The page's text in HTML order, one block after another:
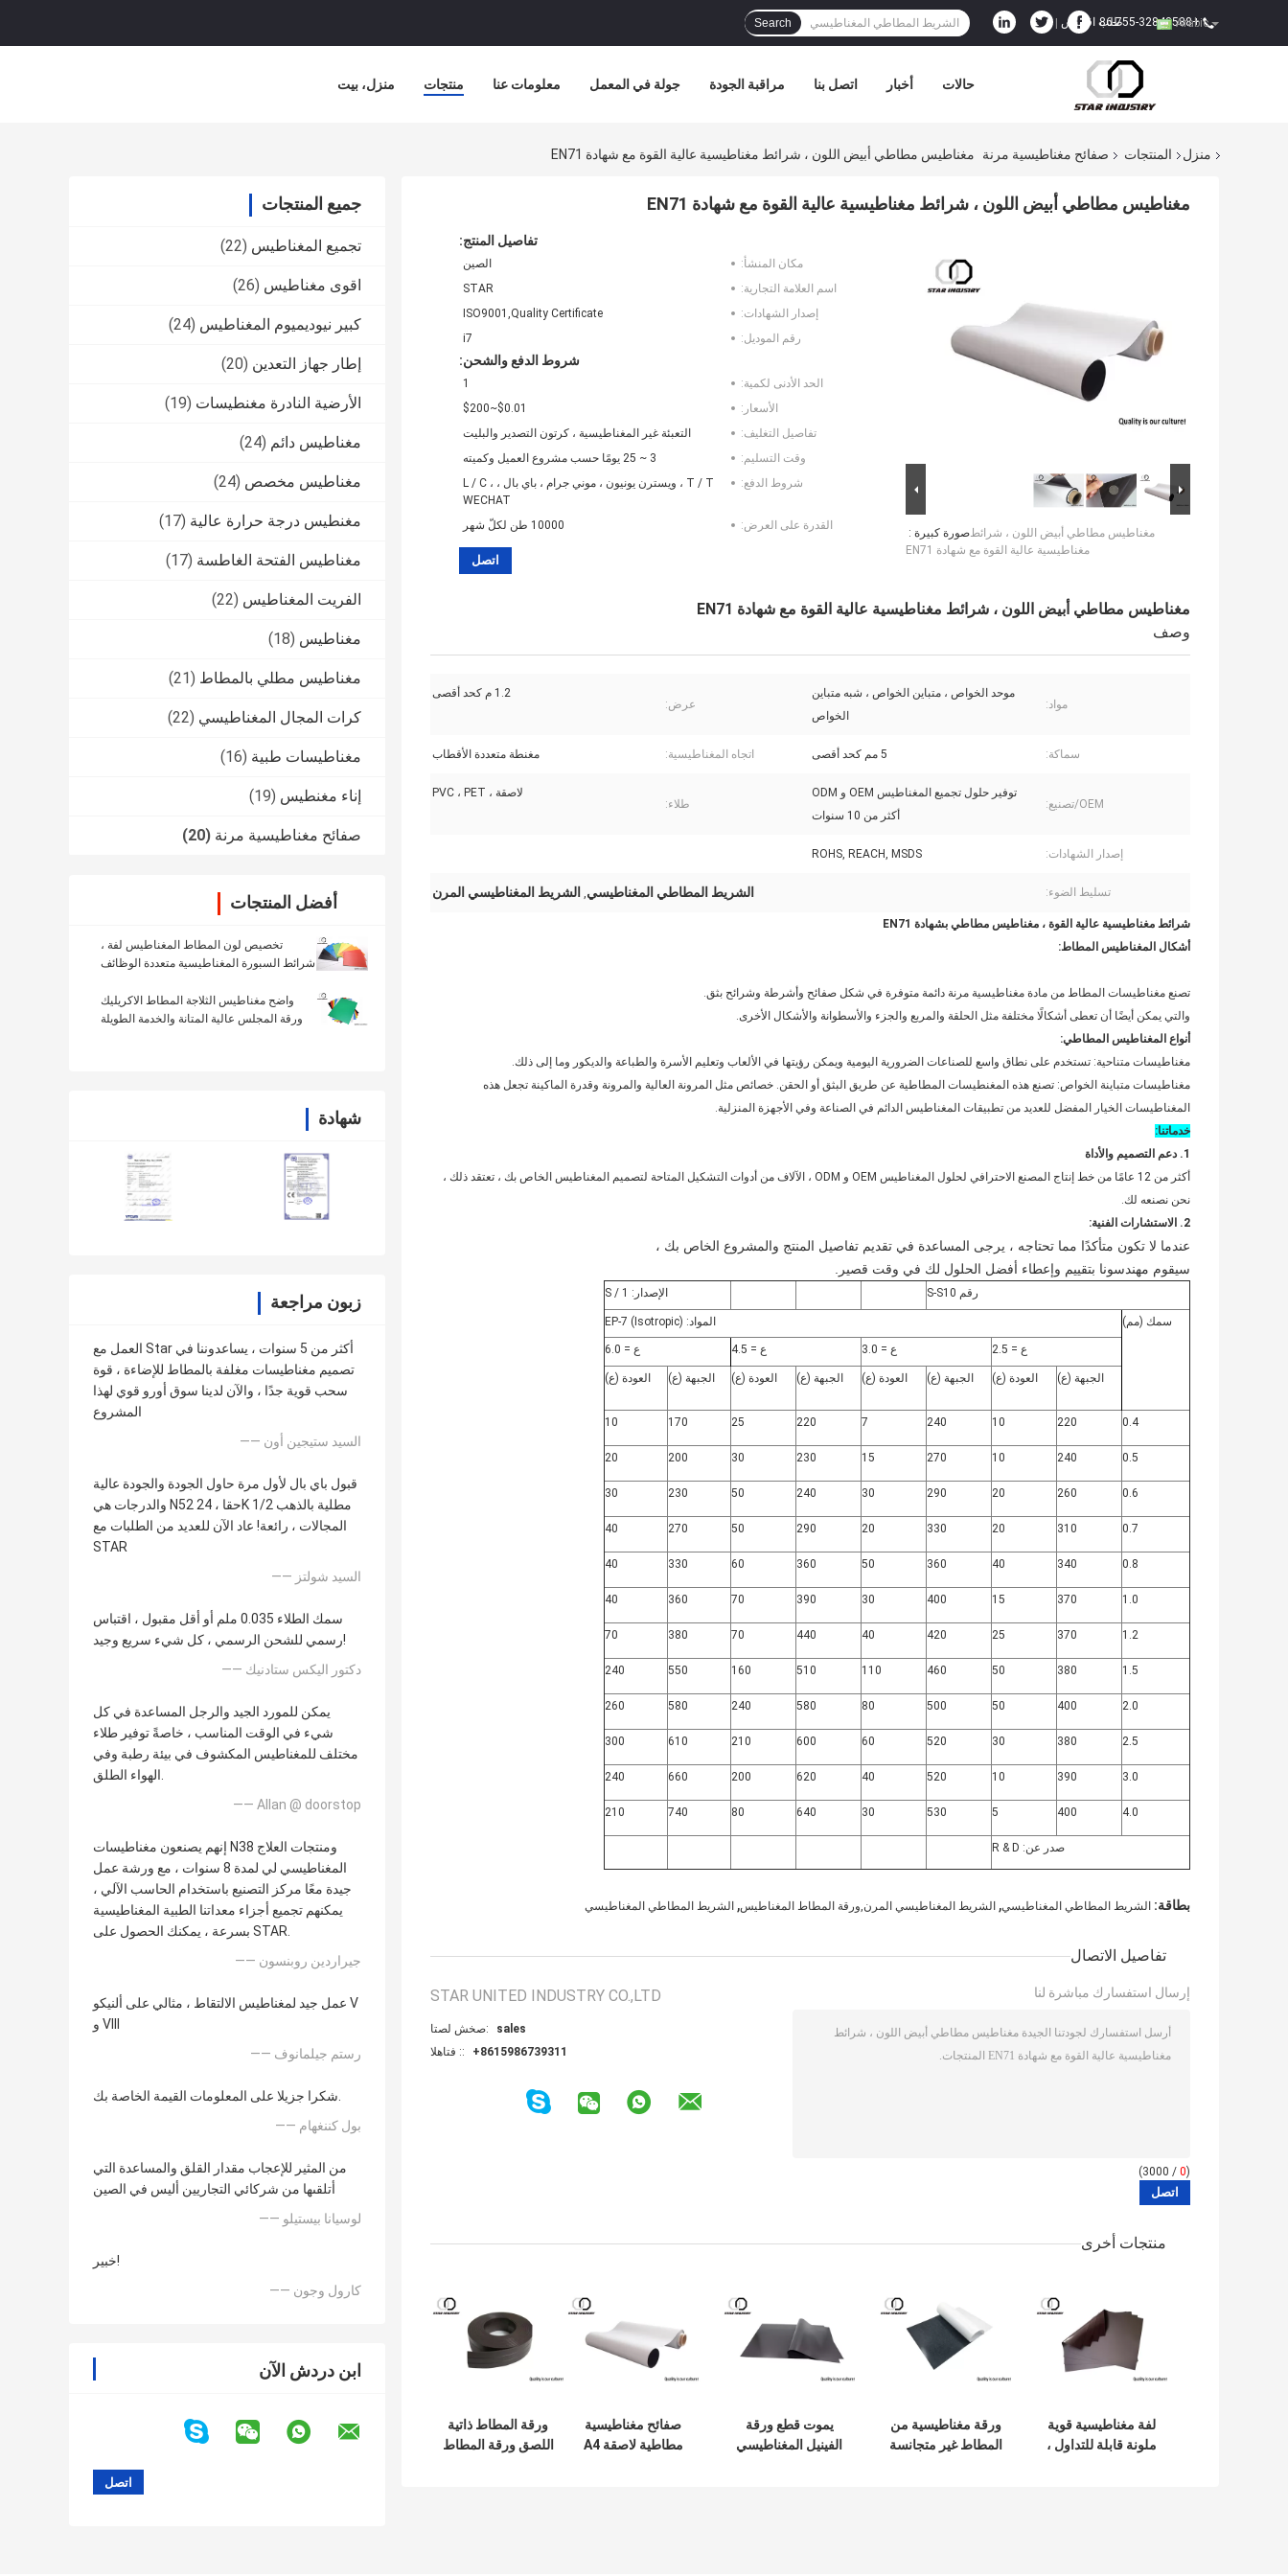
+86-755-32843588
Arabic طلب اقتباس Search
منزل، بيت منتجات معلومات عنا جولة في المعمل مراقبة الجودة اتصل بنا أخبار حالات
منزل المنتجات صفائح مغناطيسية مرنة مغناطيس مطاطي أبيض اللون ، شرائط مغناطيسية عالية القوة مع شهادة EN71
جميع المنتجات
تجميع المغناطيس (22)
اقوى مغناطيس (26)
كبير نيوديميوم المغناطيس (24)
إطار جهاز التعدين (20)
الأرضية النادرة مغنطيسات (19)
مغناطيس دائم (24)
مغناطيس مخصص (24)
مغنطيس درجة حرارة عالية (17)
مغناطيس الفتحة الغاطسة (17)
الفريت المغناطيس (22)
مغناطيس (18)
مغناطيس مطلي بالمطاط (21)
كرات المجال المغناطيسي (22)
مغناطيسات طبية (16)
إناء مغنطيس (19)
صفائح مغناطيسية مرنة (20)
أفضل المنتجات
تخصيص لون المطاط المغناطيس لفة ،
شرائط السبورة المغناطيسية متعددة الوظائف
واضح مغناطيس الثلاجة المطاط الاكريليك
ورقة المجلس عالية المتانة والخدمة الطويلة
شهادة
زبون مراجعة
العمل مع Star أكثر من 5 سنوات ، يساعدوننا في
تصميم مغناطيسات مغلفة بالمطاط للإضاءة ، قوة
سحب قوية جدًا ، والآن لدينا سوق أورو قوي لهذا
المشروع
—— السيد ستيجين أون
قبول باي بال لأول مرة حاول الجودة والجودة عالية
والدرجات هي N52 حقا ، 24K مطلية بالذهب 1/2
المجالات ، رائعة! عاد الآن للعديد من الطلبات مع
STAR
—— السيد شولتز
سمك الطلاء 0.035 ملم أو أقل مقبول ، اقتباس
رسمي للشحن الرسمي ، كل شيء سريع وجيد!
—— دكتور اليكس ستادنيك
يمكن للمورد الجيد والرجل المساعدة في كل
شيء في الوقت المناسب ، خاصةً توفير طلاء
مختلف للمغناطيس المكشوف في بيئة رطبة وفي
الهواء الطلق.
—— Allan @ doorstop
إنهم يصنعون مغناطيسات N38 ومنتجات العلاج
المغناطيسي لي لمدة 8 سنوات ، مع ورشة عمل
جيدة معًا مركز التصنيع باستخدام الحاسب الآلي ،
يمكنهم تجميع أجزاء معداتنا الطبية المغناطيسية
بسرعة ، يمكنك الحصول على STAR.
—— جيراردين روبنسون
عمل جيد لمغناطيس الالتقاط ، مثالي على ألنيكو V
و VIII
—— رستم جيلمانوف
شكرا جزيلا على المعلومات القيمة الخاصة بك.
—— بول كننغهام
من المثير للإعجاب مقدار القلق والمساعدة التي
أتلقىها من شركائي التجاريين أليس في الصين
—— لوسيانا بيستيلو
خبير!
—— كارول وجون
ابن دردش الآن
مغناطيس مطاطي أبيض اللون ، شرائط مغناطيسية عالية القوة مع شهادة EN71
صورة كبيرة :مغناطيس مطاطي أبيض اللون ، شرائط
مغناطيسية عالية القوة مع شهادة EN71
تفاصيل المنتج:
مكان المنشأ:
الصين
اسم العلامة التجارية:
STAR
إصدار الشهادات:
ISO9001,Quality Certificate
رقم الموديل:
i7
شروط الدفع والشحن:
الحد الأدنى لكمية:
1
الأسعار:
$0.01~$200
تفاصيل التغليف:
التعبئة غير المغناطيسية ، كرتون التصدير والبليت
وقت التسليم:
3 ~ 25 يومًا حسب مشروع العميل وكميته
شروط الدفع:
T / T ، ويسترن يونيون ، موني جرام ، باي بال ، L / C ،
WECHAT
القدرة على العرض:
10000 طن لكلّ شهر
اتصل
مغناطيس مطاطي أبيض اللون ، شرائط مغناطيسية عالية القوة مع شهادة EN71
وصف
مواد:
موحد الخواص ، متباين الخواص ، شبه متباين
الخواص
عرض:
1.2 م كحد أقصى
سماكة: 5 مم كحد أقصى اتجاه المغناطيسية: مغنطة متعددة الأقطاب
OEM/تصنيع:
توفير حلول تجميع المغناطيس OEM و ODM
أكثر من 10 سنوات
طلاء:
لاصقة ، PVC ، PET
إصدار الشهادات: ROHS, REACH, MSDS
تسليط الضوء: الشريط المطاطي المغناطيسي, الشريط المغناطيسي المرن
شرائط مغناطيسية عالية القوة ، مغناطيس مطاطي بشهادة EN71
أشكال المغناطيس المطاط:
تصنع مغناطيسات المطاط من مادة مغناطيسية مرنة دائمة متوفرة في شكل صفائح وأشرطة وشرائح بثق.
والتي يمكن أيضًا أن تعطى أشكالًا مختلفة مثل الحلقة والمربع والجزء والأسطوانة والأشكال الأخرى.
أنواع المغناطيس المطاطي:
مغناطيسات متناحية: تستخدم على نطاق واسع للصناعات الضرورية اليومية ويمكن رؤيتها في الألعاب وتعليم الأسرة والطباعة والديكور وما إلى ذلك.
مغناطيسات متباينة الخواص: تصنع هذه المغنطيسات المطاطية عن طريق البثق أو الحقن. خصائص مثل المرونة العالية والمرونة وقدرة الماكينة تجعل هذه
المغناطيسات الخيار المفضل للعديد من تطبيقات المغناطيس الدائم في الصناعة وفي الأجهزة المنزلية.
خدماتنا:
1. دعم التصميم والأداة
أكثر من 12 عامًا من خط إنتاج المصنع الاحترافي لحلول المغناطيس OEM و ODM ، الآلاف من أدوات التشكيل المتاحة لتصميم المغناطيس الخاص بك ، تعتقد ذلك ،
نحن نصنعه لك.
2. الاستشارات الفنية:
عندما لا تكون متأكدًا مما تحتاجه ، يرجى المساعدة في تقديم تفاصيل المنتج والمشروع الخاص بك ،
سيقوم مهندسونا بتقييم وإعطاء أفضل الحلول لك في وقت قصير.
رقم S-S10 الإصدار: S / 1
سمك (مم) المواد: EP-7 (Isotropic)
ع = 2.5 ع = 3.0 ع = 4.5 ع = 6.0
الجبهة (ع) العودة (ع) الجبهة (ع) العودة (ع) الجبهة (ع) العودة (ع) الجبهة (ع) العودة (ع)
0.4
220
10
240
7
220
25
170
10
0.5
240
10
270
15
230
30
200
20
0.6
260
20
290
30
240
50
230
30
0.7
310
20
330
20
290
50
270
40
0.8
340
40
360
50
360
60
330
40
1.0
370
15
400
30
390
70
360
40
1.2
370
25
420
40
440
70
380
70
1.5
380
50
460
110
510
160
550
240
2.0
400
50
500
80
580
240
580
260
2.5
380
30
520
60
600
210
610
300
3.0
390
10
520
40
620
200
660
240
4.0
400
5
530
30
640
80
740
210
صدر عن: R & D
بطاقة: الشريط المطاطي المغناطيسي, الشريط المغناطيسي المرن,ورقة المطاط المغناطيس, الشريط المطاطي المغناطيسي
تفاصيل الاتصال
STAR UNITED INDUSTRY CO.,LTD
اتصل شخص:
sales
الهاتف ::
+8615986739311
إرسال استفسارك مباشرة لنا
(
0
/ 3000)
منتجات أخرى
لفة مغناطيسية قوية
ملونة قابلة للتداول ،
ورقة مغناطيسية من
المطاط غير متجانسة
يموت قطع ورقة
الفينيل المغناطيسي
صفائح مغناطيسية
مطاطية لاصقة A4
ورقة المطاط ذاتية
اللصق ورقة المطاط